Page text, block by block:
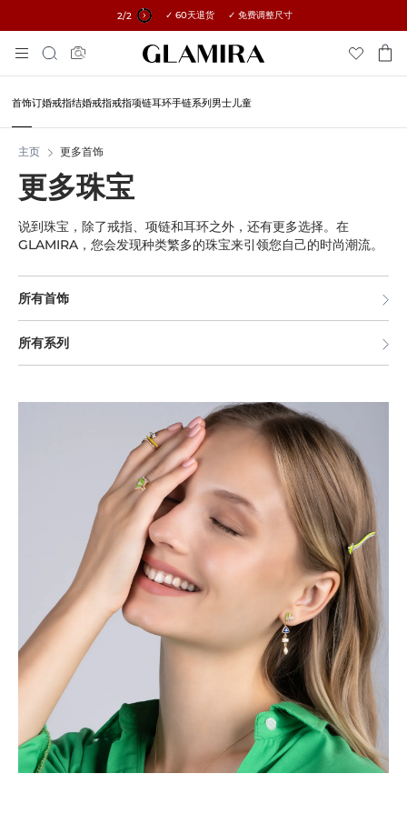
1/2 所有订单15%优惠 →
✓ 60天退货 ✓ 免费调整尺寸
到
内
搜
首饰订婚戒指结婚戒指戒指项链耳环手链系列男士儿童
主页 更多首饰
更多珠宝
说到珠宝，除了戒指、项链和耳环之外，还有更多选择。在
GLAMIRA，您会发现种类繁多的珠宝来引领您自己的时尚潮流。
所有首饰
所有系列